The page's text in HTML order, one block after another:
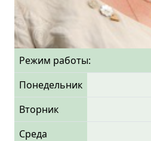
Режим работы:
Понедельник
Вторник
Среда